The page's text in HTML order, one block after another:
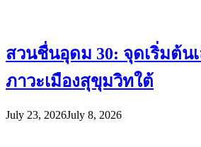
สวนชื่นอุดม 30: จุดเริ่มต้น
ภาวะเมืองสุขุมวิทใต้
July 23, 2026July 8, 2026